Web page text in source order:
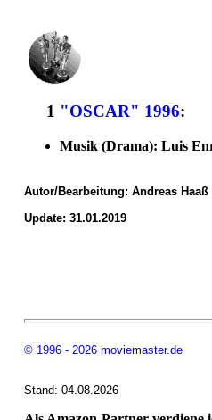
1 "OSCAR" 1996:
Musik (Drama): Luis
Autor/Bearbeitung: Andreas Haaß
Update: 31.01.2019
© 1996 - 2026 moviemaster.de
Stand: 04.08.2026